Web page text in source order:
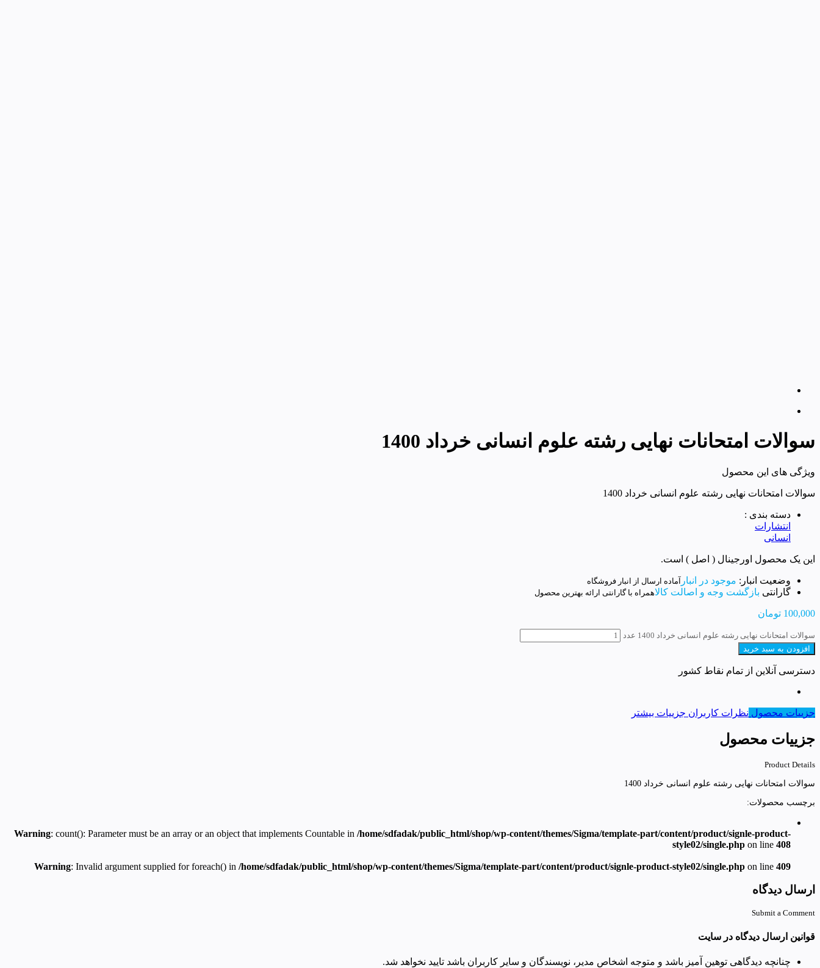
سوالات امتحانات نهایی رشته علوم انسانی خرداد 1400
ویژگی های این محصول
سوالات امتحانات نهایی رشته علوم انسانی خرداد 1400
دسته بندی :
انتشارات
انسانی
این یک محصول اورجینال ( اصل ) است.
وضعیت انبار: موجود در انبار آماده ارسال از انبار فروشگاه
گارانتی بازگشت وجه و اصالت کالاهمراه با گارانتی ارائه بهترین محصول
100,000 تومان
سوالات امتحانات نهایی رشته علوم انسانی خرداد 1400 عدد
افزودن به سبد خرید
دسترسی آنلاین از تمام نقاط کشور
جزییات محصول نظرات کاربران جزییات بیشتر
جزییات محصول
Product Details
سوالات امتحانات نهایی رشته علوم انسانی خرداد 1400
برچسب محصولات:
Warning: count(): Parameter must be an array or an object that implements Countable in /home/sdfadak/public_html/shop/wp-content/themes/Sigma/template-part/content/product/signle-product-
style02/single.php on line 408
Warning: Invalid argument supplied for foreach() in /home/sdfadak/public_html/shop/wp-content/themes/Sigma/template-part/content/product/signle-product-style02/single.php on line 409
ارسال دیدگاه
Submit a Comment
قوانین ارسال دیدگاه در سایت
چنانچه دیدگاهی توهین آمیز باشد و متوجه اشخاص مدیر، نویسندگان و سایر کاربران باشد تایید نخواهد شد.